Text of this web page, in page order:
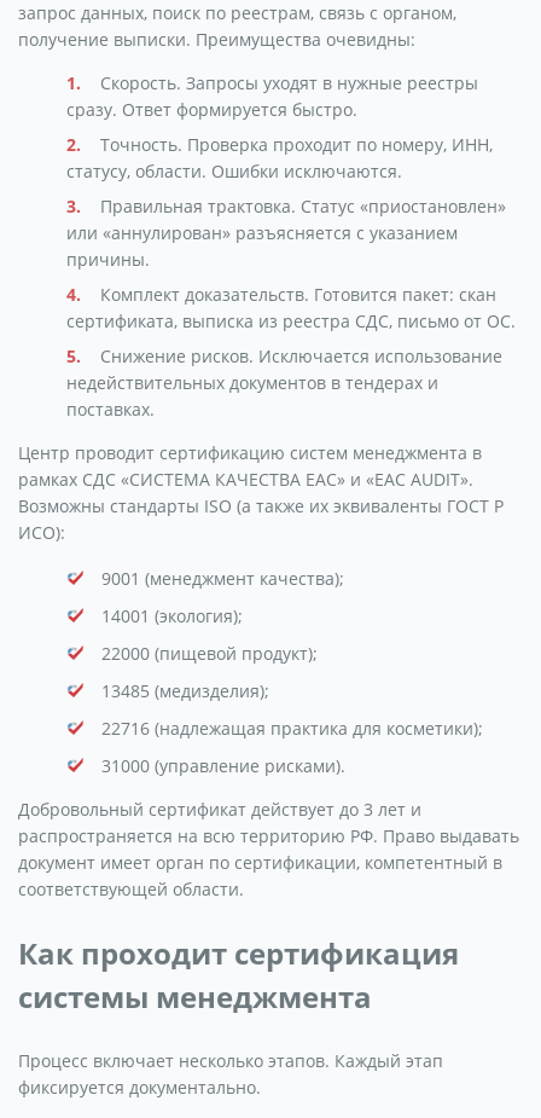
запрос данных, поиск по реестрам, связь с органом,
получение выписки. Преимущества очевидны:
Скорость. Запросы уходят в нужные реестры
сразу. Ответ формируется быстро.
Точность. Проверка проходит по номеру, ИНН,
статусу, области. Ошибки исключаются.
Правильная трактовка. Статус «приостановлен»
или «аннулирован» разъясняется с указанием
причины.
Комплект доказательств. Готовится пакет: скан
сертификата, выписка из реестра СДС, письмо от ОС.
Снижение рисков. Исключается использование
недействительных документов в тендерах и
поставках.
Центр проводит сертификацию систем менеджмента в
рамках СДС «СИСТЕМА КАЧЕСТВА ЕАС» и «ЕАС AUDIT».
Возможны стандарты ISO (а также их эквиваленты ГОСТ Р
ИСО):
9001 (менеджмент качества);
14001 (экология);
22000 (пищевой продукт);
13485 (медизделия);
22716 (надлежащая практика для косметики);
31000 (управление рисками).
Добровольный сертификат действует до 3 лет и
распространяется на всю территорию РФ. Право выдавать
документ имеет орган по сертификации, компетентный в
соответствующей области.
Как проходит сертификация
системы менеджмента
Процесс включает несколько этапов. Каждый этап
фиксируется документально.